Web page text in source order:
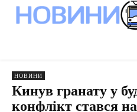
НОВИНИ
Кинув гранату у
конфлікт стався